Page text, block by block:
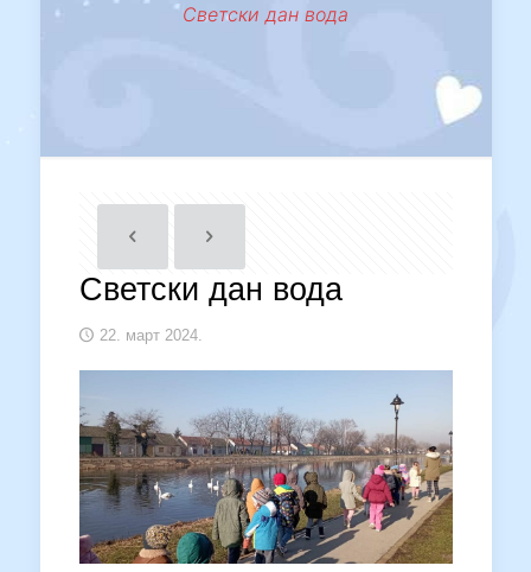
Светски дан вода
Светски дан вода
22. март 2024.